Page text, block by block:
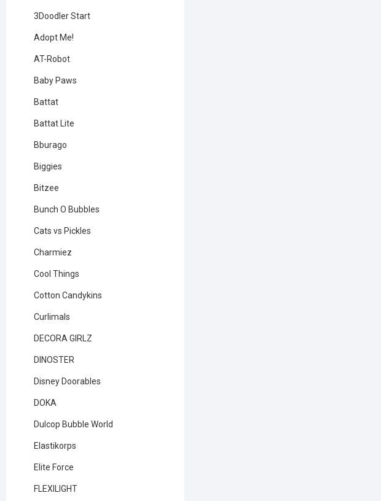
3Doodler Start
Adopt Me!
AT-Robot
Baby Paws
Battat
Battat Lite
Bburago
Biggies
Bitzee
Bunch O Bubbles
Cats vs Pickles
Charmiez
Cool Things
Cotton Candykins
Curlimals
DECORA GIRLZ
DINOSTER
Disney Doorables
DOKA
Dulcop Bubble World
Elastikorps
Elite Force
FLEXILIGHT